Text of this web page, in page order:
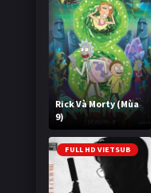
Rick Và Morty (Mùa
9)
2,996,237 lượt xem
FULL HD VIETSUB